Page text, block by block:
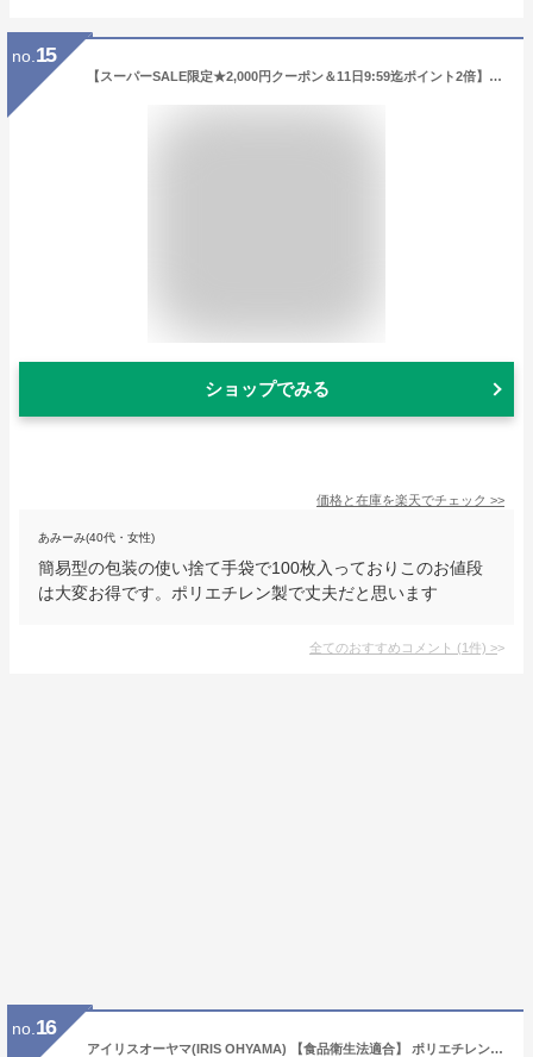
no. 15
【スーパーSALE限定★2,000円クーポン＆11日9:59迄ポイント2倍】ファーストレイト 使いきりLDポリエチレン手袋(袋) L 100枚 FR-5828 ポリエチレン 使い捨て手袋 作業用手袋
ショップでみる
価格と在庫を楽天でチェック >>
あみーみ(40代・女性)
簡易型の包装の使い捨て手袋で100枚入っておりこのお値段
は大変お得です。ポリエチレン製で丈夫だと思います
全てのおすすめコメント (1件) >
no. 16
アイリスオーヤマ(IRIS OHYAMA) 【食品衛生法適合】 ポリエチレン手袋 Mサイズ 100枚 使い捨て 左右兼用 大容量 衛生的 掃除 料理 家事 感染予防 検査 RCPE-100M